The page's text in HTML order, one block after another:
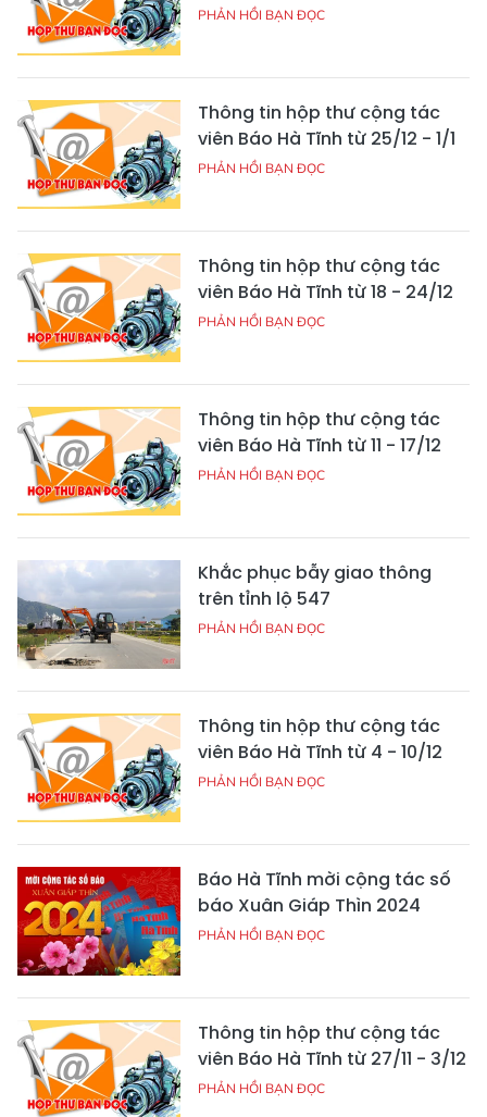
PHẢN HỒI BẠN ĐỌC
Thông tin hộp thư cộng tác
viên Báo Hà Tĩnh từ 25/12 - 1/1
PHẢN HỒI BẠN ĐỌC
Thông tin hộp thư cộng tác
viên Báo Hà Tĩnh từ 18 - 24/12
PHẢN HỒI BẠN ĐỌC
Thông tin hộp thư cộng tác
viên Báo Hà Tĩnh từ 11 - 17/12
PHẢN HỒI BẠN ĐỌC
Khắc phục bẫy giao thông
trên tỉnh lộ 547
PHẢN HỒI BẠN ĐỌC
Thông tin hộp thư cộng tác
viên Báo Hà Tĩnh từ 4 - 10/12
PHẢN HỒI BẠN ĐỌC
Báo Hà Tĩnh mời cộng tác số
báo Xuân Giáp Thìn 2024
PHẢN HỒI BẠN ĐỌC
Thông tin hộp thư cộng tác
viên Báo Hà Tĩnh từ 27/11 - 3/12
PHẢN HỒI BẠN ĐỌC